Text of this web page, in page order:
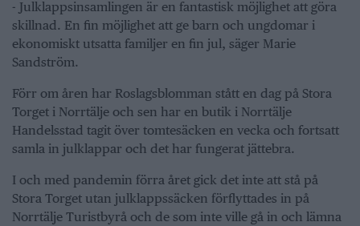
- Julklappsinsamlingen är en fantastisk möjlighet att göra
skillnad. En fin möjlighet att ge barn och ungdomar i
ekonomiskt utsatta familjer en fin jul, säger Marie
Sandström.
Förr om åren har Roslagsblomman stått en dag på Stora
Torget i Norrtälje och sen har en butik i Norrtälje
Handelsstad tagit över tomtesäcken en vecka och fortsatt
samla in julklappar och det har fungerat jättebra.
I och med pandemin förra året gick det inte att stå på
Stora Torget utan julklappssäcken förflyttades in på
Norrtälje Turistbyrå och de som inte ville gå in och lämna